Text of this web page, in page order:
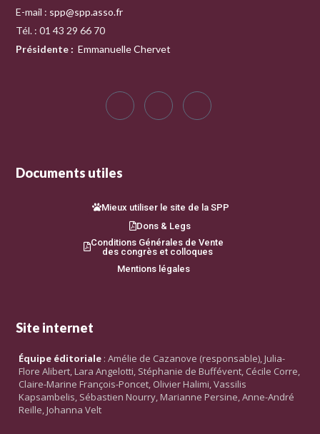
E-mail : spp@spp.asso.fr
Tél. : 01 43 29 66 70
Présidente : Emmanuelle Chervet
Documents utiles
Mieux utiliser le site de la SPP
Dons & Legs
Conditions Générales de Vente
des congrès et colloques
Mentions légales
Site internet
Équipe éditoriale : Amélie de Cazanove (responsable), Julia-
Flore Alibert, Lara Angelotti, Stéphanie de Buffévent, Cécile Corre,
Claire-Marine François-Poncet, Olivier Halimi, Vassilis
Kapsambelis, Sébastien Nourry, Marianne Persine, Anne-André
Reille, Johanna Velt